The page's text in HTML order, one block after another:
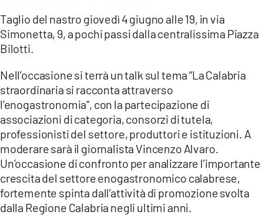
Taglio del nastro giovedì 4 giugno alle 19, in via
Simonetta, 9, a pochi passi dalla centralissima Piazza
Bilotti.
Nell’occasione si terrà un talk sul tema “La Calabria
straordinaria si racconta attraverso
l’enogastronomia”, con la partecipazione di
associazioni di categoria, consorzi di tutela,
professionisti del settore, produttori e istituzioni. A
moderare sarà il giornalista Vincenzo Alvaro.
Un’occasione di confronto per analizzare l’importante
crescita del settore enogastronomico calabrese,
fortemente spinta dall’attività di promozione svolta
dalla Regione Calabria negli ultimi anni.